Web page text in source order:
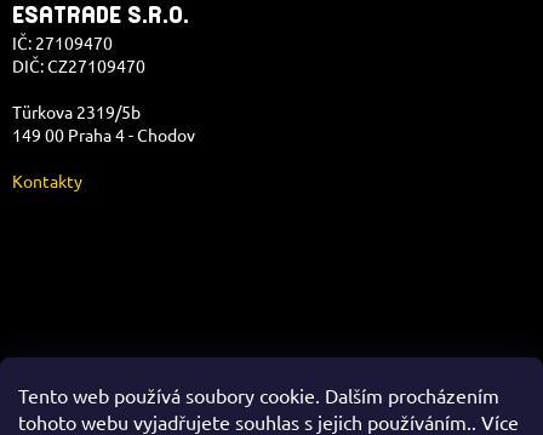
Tento web používá soubory cookie. Dalším procházením
tohoto webu vyjadřujete souhlas s jejich používáním.. Více
ESATRADE S.R.O.
IČ: 27109470
DIČ: CZ27109470
Türkova 2319/5b
149 00 Praha 4 - Chodov
Kontakty